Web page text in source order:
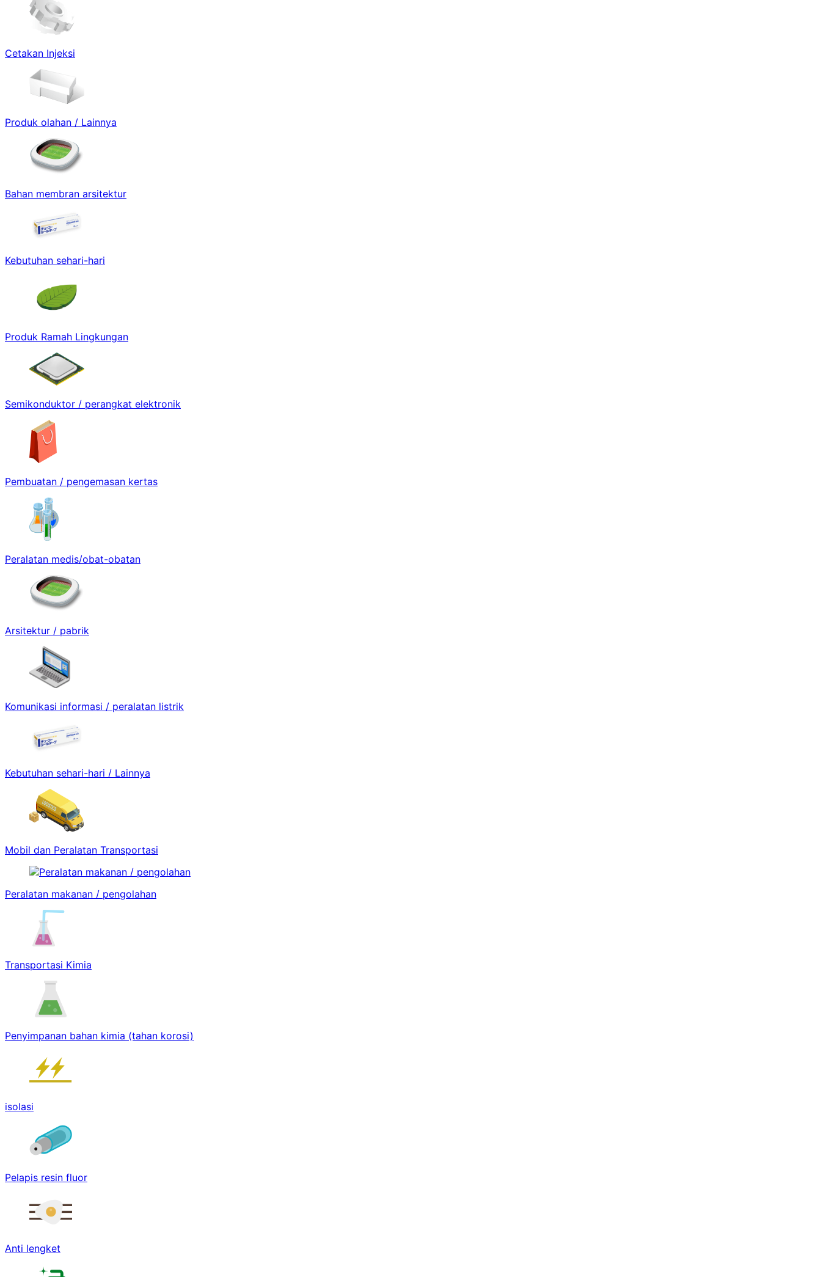
Cetakan Injeksi
Produk olahan / Lainnya
Bahan membran arsitektur
Kebutuhan sehari-hari
Produk Ramah Lingkungan
Semikonduktor / perangkat elektronik
Pembuatan / pengemasan kertas
Peralatan medis/obat-obatan
Arsitektur / pabrik
Komunikasi informasi / peralatan listrik
Kebutuhan sehari-hari / Lainnya
Mobil dan Peralatan Transportasi
Peralatan makanan / pengolahan
Transportasi Kimia
Penyimpanan bahan kimia (tahan korosi)
isolasi
Pelapis resin fluor
Anti lengket